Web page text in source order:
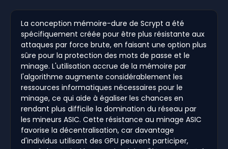
La conception mémoire-dure de Scrypt a été
spécifiquement créée pour être plus résistante aux
attaques par force brute, en faisant une option plus
sûre pour la protection des mots de passe et le
minage. L'utilisation accrue de la mémoire par
l'algorithme augmente considérablement les
ressources informatiques nécessaires pour le
minage, ce qui aide à égaliser les chances en
rendant plus difficile la domination du réseau par
les mineurs ASIC. Cette résistance au minage ASIC
favorise la décentralisation, car davantage
d'individus utilisant des GPU peuvent participer,